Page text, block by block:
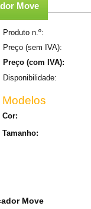
Move
Produto n.º:
Preço (sem IVA):
Preço (com IVA):
Disponibilidade:
Modelos
Cor:
Tamanho:
Move